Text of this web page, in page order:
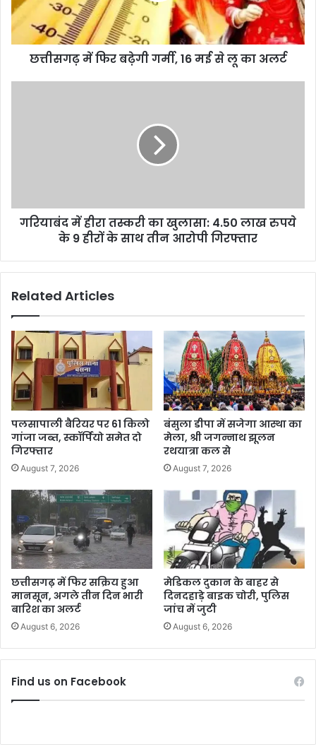
छत्तीसगढ़ में फिर बढ़ेगी गर्मी, 16 मई से लू का अलर्ट
गरियाबंद में हीरा तस्करी का खुलासा: 4.50 लाख रुपये
के 9 हीरों के साथ तीन आरोपी गिरफ्तार
Related Articles
पलसापाली बैरियर पर 61 किलो
गांजा जब्त, स्कॉर्पियो समेत दो
गिरफ्तार
August 7, 2026
बंसुला डीपा में सजेगा आस्था का
मेला, श्री जगन्नाथ झूलन
रथयात्रा कल से
August 7, 2026
छत्तीसगढ़ में फिर सक्रिय हुआ
मानसून, अगले तीन दिन भारी
बारिश का अलर्ट
August 6, 2026
मेडिकल दुकान के बाहर से
दिनदहाड़े बाइक चोरी, पुलिस
जांच में जुटी
August 6, 2026
Find us on Facebook